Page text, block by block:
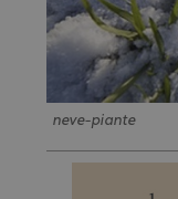
neve-piante